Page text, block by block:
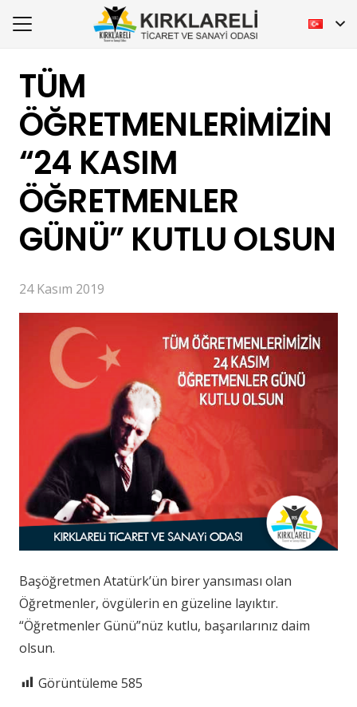
TÜM
ÖĞRETMENLERİMİZİN
“24 KASIM
ÖĞRETMENLER
GÜNÜ” KUTLU OLSUN
24 Kasım 2019
Başöğretmen Atatürk’ün birer yansıması olan
Öğretmenler, övgülerin en güzeline layıktır.
“Öğretmenler Günü”nüz kutlu, başarılarınız daim
olsun.
Görüntüleme 585